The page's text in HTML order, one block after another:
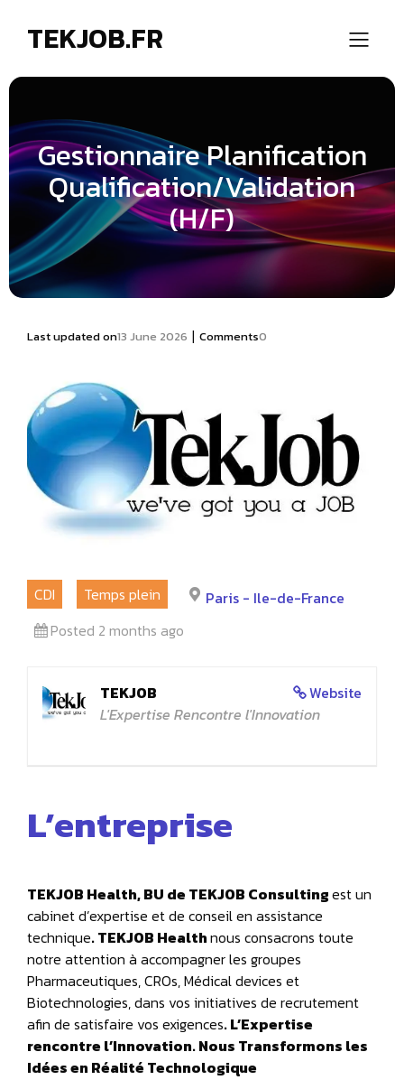
TEKJOB.FR
Gestionnaire Planification
Qualification/Validation
(H/F)
Last updated on13 June 2026 | Comments0
CDI Temps plein
Paris - Ile-de-France
Posted 2 months ago
Website
TEKJOB
L'Expertise Rencontre l'Innovation
L’entreprise
TEKJOB Health, BU de TEKJOB Consultingest un
cabinet d’expertise et de conseil en assistance
technique. TEKJOB Healthnous consacrons toute
notre attention à accompagner les groupes
Pharmaceutiques, CROs, Médical devices et
Biotechnologies, dans vos initiatives de recrutement
afin de satisfaire vos exigences. L’Expertise
rencontre l’Innovation. Nous Transformons les
Idées en Réalité Technologique